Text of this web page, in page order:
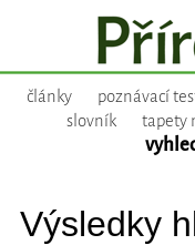
články poznávací
slovník
tapety
Výsledky